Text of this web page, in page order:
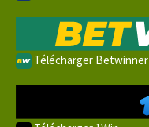
Télécharger Betwinner